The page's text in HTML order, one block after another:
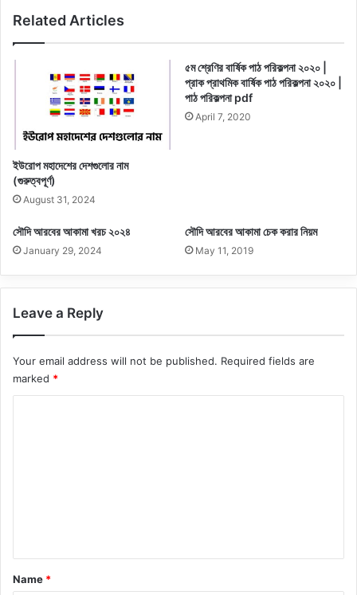
Related Articles
ইউরোপ মহাদেশের দেশগুলোর নাম
(গুরুত্বপূর্ণ)
August 31, 2024
৫ম শ্রেণির বার্ষিক পাঠ পরিকল্পনা ২০২০ |
প্রাক প্রাথমিক বার্ষিক পাঠ পরিকল্পনা ২০২০ |
পাঠ পরিকল্পনা pdf
April 7, 2020
সৌদি আরবের আকামা খরচ ২০২৪
January 29, 2024
সৌদি আরবের আকামা চেক করার নিয়ম
May 11, 2019
Leave a Reply
Your email address will not be published. Required fields are
marked *
*
Name *